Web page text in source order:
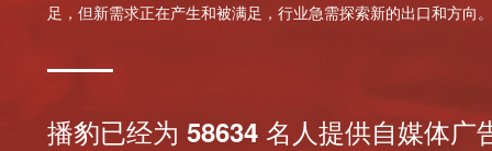
足，但新需求正在产生和被满足，行业急需探索新的出口和方向。
播豹已经为 58634 名人提供自媒体广